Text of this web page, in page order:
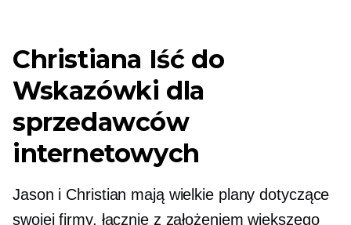
Christiana Iść do
Wskazówki dla
sprzedawców
internetowych
Jason i Christian mają wielkie plany dotyczące
swojej firmy, łącznie z założeniem większego